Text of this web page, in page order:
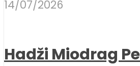
14/07/2026
Hadži Miodrag